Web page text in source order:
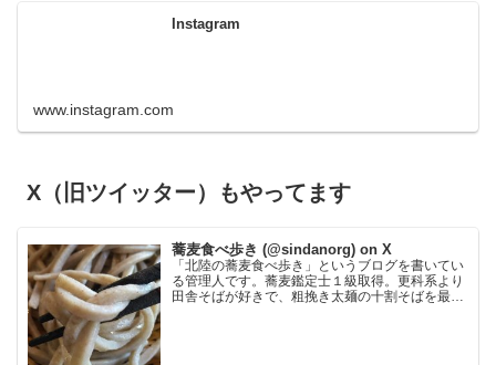
Instagram
www.instagram.com
X（旧ツイッター）もやってます
蕎麦食べ歩き (@sindanorg) on X
「北陸の蕎麦食べ歩き」というブログを書いてい
る管理人です。蕎麦鑑定士１級取得。更科系より
田舎そばが好きで、粗挽き太麺の十割そばを最も